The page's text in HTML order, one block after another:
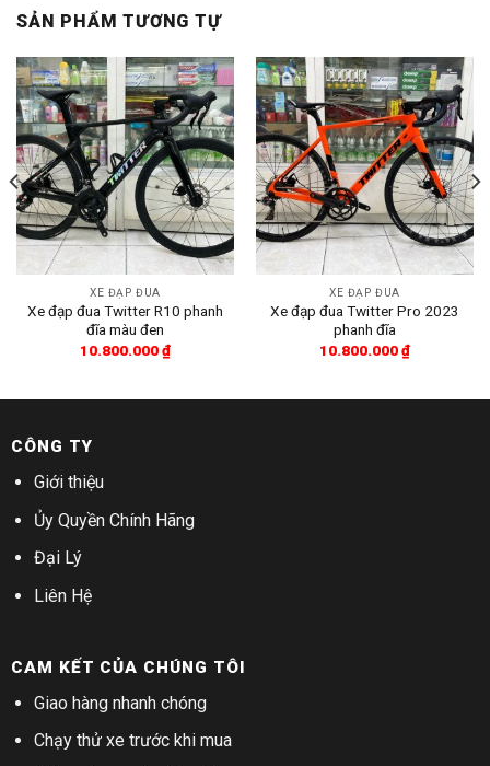
SẢN PHẨM TƯƠNG TỰ
XE ĐẠP ĐUA
Xe đạp đua Twitter R10 phanh
đĩa màu đen
10.800.000₫
XE ĐẠP ĐUA
Xe đạp đua Twitter Pro 2023
phanh đĩa
10.800.000₫
CÔNG TY
Giới thiệu
Ủy Quyền Chính Hãng
Đại Lý
Liên Hệ
CAM KẾT CỦA CHÚNG TÔI
Giao hàng nhanh chóng
Chạy thử xe trước khi mua